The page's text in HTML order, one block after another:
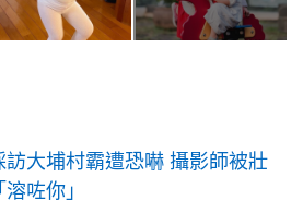
大埔村霸遭恐嚇 攝影師被壯
咗你」